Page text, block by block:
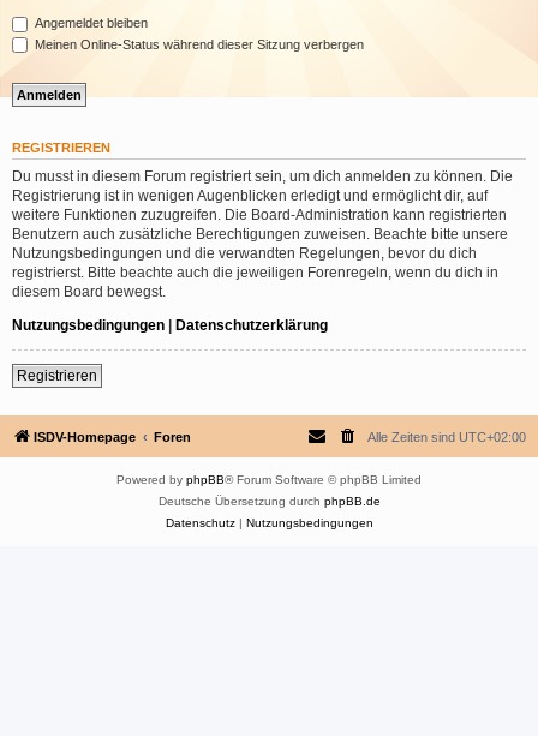
Angemeldet bleiben
Meinen Online-Status während dieser Sitzung verbergen
REGISTRIEREN
Du musst in diesem Forum registriert sein, um dich anmelden zu können. Die
Registrierung ist in wenigen Augenblicken erledigt und ermöglicht dir, auf
weitere Funktionen zuzugreifen. Die Board-Administration kann registrierten
Benutzern auch zusätzliche Berechtigungen zuweisen. Beachte bitte unsere
Nutzungsbedingungen und die verwandten Regelungen, bevor du dich
registrierst. Bitte beachte auch die jeweiligen Forenregeln, wenn du dich in
diesem Board bewegst.
Nutzungsbedingungen | Datenschutzerklärung
Registrieren
ISDV-Homepage Foren Alle Zeiten sind UTC+02:00
Powered by phpBB® Forum Software © phpBB Limited
Deutsche Übersetzung durch phpBB.de
Datenschutz| Nutzungsbedingungen